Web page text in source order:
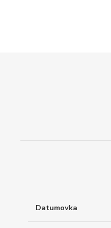
Datumovka